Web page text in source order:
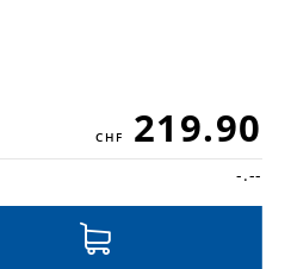
219.90
-.--